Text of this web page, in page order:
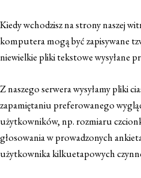
Kiedy wchodzisz na strony naszej
komputera mogą być zapisywane
niewielkie pliki tekstowe wysyłane
Z naszego serwera wysyłamy pliki
zapamiętaniu preferowanego
użytkowników, np. rozmiaru
głosowania w prowadzonych
użytkownika kilkuetapowych